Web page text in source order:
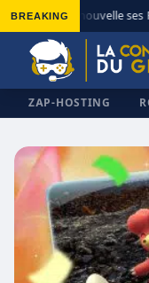
BREAKING
◆ MSI renouvelle ses
ZAP-HOSTING